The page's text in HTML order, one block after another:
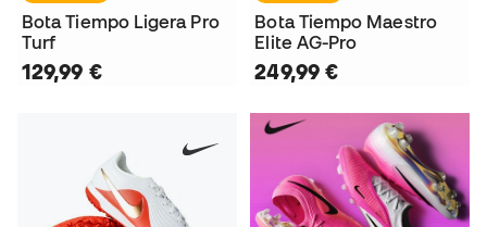
Bota Tiempo Ligera Pro
Turf
129,99 €
Bota Tiempo Maestro
Elite AG-Pro
249,99 €